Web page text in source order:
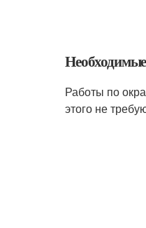
Работы по
этого не